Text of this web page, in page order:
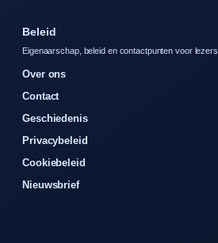
Beleid
Eigenaarschap, beleid en contactpunten voor lezers.
Over ons
Contact
Geschiedenis
Privacybeleid
Cookiebeleid
Nieuwsbrief